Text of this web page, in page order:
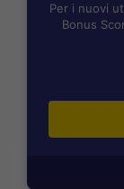
Per i nuovi
Bonus